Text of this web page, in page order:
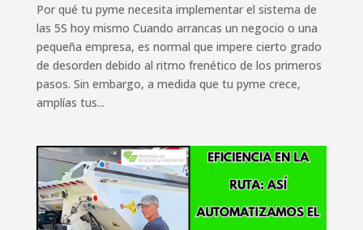
Por qué tu pyme necesita implementar el sistema de
las 5S hoy mismo Cuando arrancas un negocio o una
pequeña empresa, es normal que impere cierto grado
de desorden debido al ritmo frenético de los primeros
pasos. Sin embargo, a medida que tu pyme crece,
amplías tus...